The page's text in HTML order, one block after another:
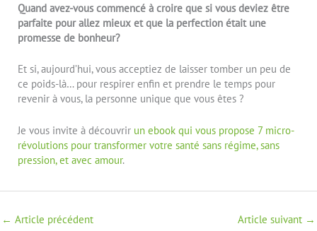
Quand avez-vous commencé à croire que si vous deviez être
parfaite pour allez mieux et que la perfection était une
promesse de bonheur?
Et si, aujourd’hui, vous acceptiez de laisser tomber un peu de
ce poids-là… pour respirer enfin et prendre le temps pour
revenir à vous, la personne unique que vous êtes ?
Je vous invite à découvrir un ebook qui vous propose 7 micro-
révolutions pour transformer votre santé sans régime, sans
pression, et avec amour.
← Article précédent Article suivant →